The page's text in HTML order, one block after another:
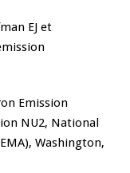
EJ et
Emission
NU2, National
Washington,